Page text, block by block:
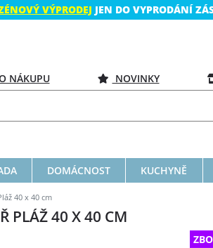
VÝPRODEJ JEN DO VYPRODÁNÍ
NÁKUPU NOVINKY
DOMÁCNOST KUCHYNĚ
40 x 40 cm
PLÁŽ 40 X 40 CM